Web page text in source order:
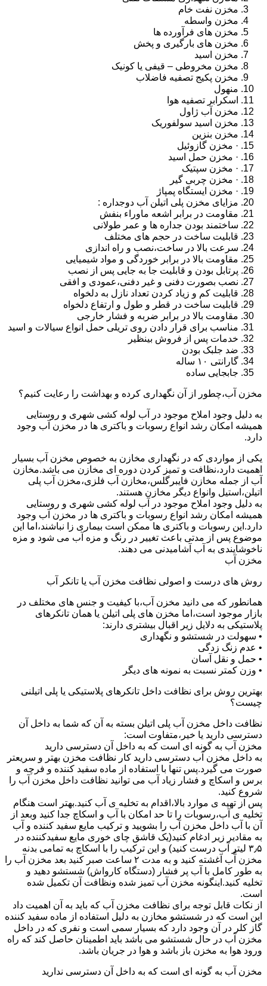
مخزن نفت خام
مخزن واسطه
مخزن های فرآورده ها
مخزن های بارگیری و پخش
مخزن اسید
مخزن مخروطی – قیفی یا کونیک
مخزن پکیج تصفیه فاضلاب
منهول
اسکرابر تصفیه هوا
مخزن آب ژاول
مخزن اسید سولفوریک
مخزن بنزین
· مخزن گازوئیل
· مخزن حمل اسید
· مخزن سپتیک
· مخزن چربی گیر
· مخزن ایستگاه پمپاژ
مزایای مخزن پلی اتیلن آب دوجداره :
مقاومت در برابر اشعه ماوراء بنفش
ساختمند بودن جداره ها و عمر طولانی
قابلیت ساخت در حجم های مختلف
سرعت بالا در ساخت،نصب و راه اندازی
مقاومت بالا در برابر خوردگی و مواد شیمیایی
پرتابل بودن و قابلیت جا به جایی پس از نصب
نصب بصورت دفنی و غیر دفنی،عمودی و افقی
قابلیت کم و زیاد کردن تعداد نازل به دلخواه
قابلیت ساخت در قطر و طول و ارتفاع دلخواه
مقاومت بالا در برابر ضربه و فشار خارجی
مناسب برای قرار دادن روی تریلی حمل انواع سیالات و اسید
خدمات پس از فروش بینظیر
ضد جلبک بودن
گارانتی ۱۰ ساله
جابجایی ساده
مخزن آب،چطور از آن نگهداری کرده و بهداشت را رعایت کنیم؟
به دلیل وجود املاح موجود در آب لوله کشی شهری و روستایی
همیشه امکان رشد انواع رسوبات و باکتری ها در مخزن آب وجود
دارد.
یکی از مواردی که در نگهداری مخازن به خصوص مخزن آب بسیار
اهمیت دارد،نظافت و تمیز کردن دوره ای مخازن می باشد.مخازن
آب از جمله مخازن فایبرگلس،مخازن آب فلزی،مخزن آب پلی
اتیلن،استیل وانواع دیگر مخازن هستند.
به دلیل وجود املاح موجود در آب لوله کشی شهری و روستایی
همیشه امکان رشد انواع رسوبات و باکتری ها در مخزن آب وجود
دارد.این رسوبات و باکتری ها ممکن است بیماری زا نباشند،اما این
موضوع پس از مدتی باعث تغییر در رنگ و مزه آب می شود و مزه
ناخوشایندی به آب آشامیدنی می دهند.
مخزن آب
روش های درست و اصولی نظافت مخزن آب یا تانکر آب
همانطور که می دانید مخزن آب،با کیفیت و جنس های مختلف در
بازار موجود است،اما مخزن های پلی اتیلن یا همان تانکرهای
پلاستیکی به دلایل زیر اقبال بیشتری دارند:
• سهولت در شستشو و نگهداری
• عدم زنگ زدگی
• حمل و نقل آسان
• وزن کمتر نسبت به نمونه های دیگر
بهترین روش برای نظافت داخل تانکرهای پلاستیکی یا پلی اتیلنی
چیست؟
نظافت داخل مخزن آب پلی اتیلن بسته به آن که شما به داخل آن
دسترسی دارید یا خیر،متفاوت است:
مخزن آب به گونه ای است که به داخل آن دسترسی دارید
به داخل مخزن آب دسترسی دارید کار نظافت مخزن بهتر و سریعتر
صورت می گیرد.پس تنها با استفاده از ماده سفید کننده و فرچه و
برس و اسکاچ و فشار زیاد آب می توانید نظافت داخل مخزن آب را
شروع کنید.
پس از تهیه ی موارد بالا،اقدام به تخلیه ی آب کنید.بهتر است هنگام
تخلیه ی آب،رسوبات را تا حد امکان با آب و اسکاچ جدا کنید وبعد از
آن با آب داخل مخزن آب را بشویید و ترکیب مایع سفید کننده و آب
به مقادیر زیر ادغام کنید(یک قاشق چای خوری مایع سفیدکننده در
۳٫۵ لیتر آب درست کنید) و این ترکیب را با اسکاچ به تمامی بدنه
مخزن آّب آغشته کنید و به مدت ۲ ساعت صبر کنید بعد مخزن آب را
به طور کامل با آب پر فشار (دستگاه کارواش) شستشو دهید و
تخلیه کنید.اینگونه مخزن آب تمیز شده ونظافت آن تکمیل شده
است.
از نکات قابل توجه برای نظافت مخزن آب که باید به آن اهمیت داد
این است که در شستشو مخازن به دلیل استفاده از ماده سفید کننده
گاز کلر در آن وجود دارد که بسیار سمی است و نفری که در داخل
مخزن آب در حال شستشو می باشد باید اطمینان حاصل کند که راه
ورود هوا به مخزن باز باشد و هوا در جریان باشد.
مخزن آب به گونه ای است که به داخل آن دسترسی ندارید